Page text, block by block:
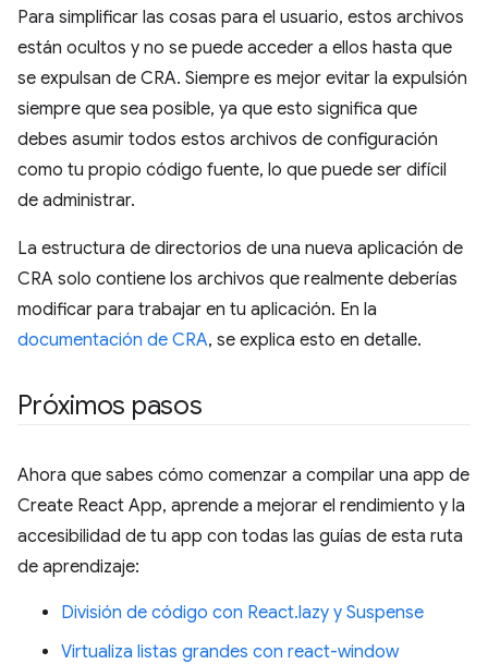
Para simplificar las cosas para el usuario, estos archivos
están ocultos y no se puede acceder a ellos hasta que
se expulsan de CRA. Siempre es mejor evitar la expulsión
siempre que sea posible, ya que esto significa que
debes asumir todos estos archivos de configuración
como tu propio código fuente, lo que puede ser difícil
de administrar.
La estructura de directorios de una nueva aplicación de
CRA solo contiene los archivos que realmente deberías
modificar para trabajar en tu aplicación. En la
documentación de CRA, se explica esto en detalle.
Próximos pasos
Ahora que sabes cómo comenzar a compilar una app de
Create React App, aprende a mejorar el rendimiento y la
accesibilidad de tu app con todas las guías de esta ruta
de aprendizaje:
División de código con React.lazy y Suspense
Virtualiza listas grandes con react-window